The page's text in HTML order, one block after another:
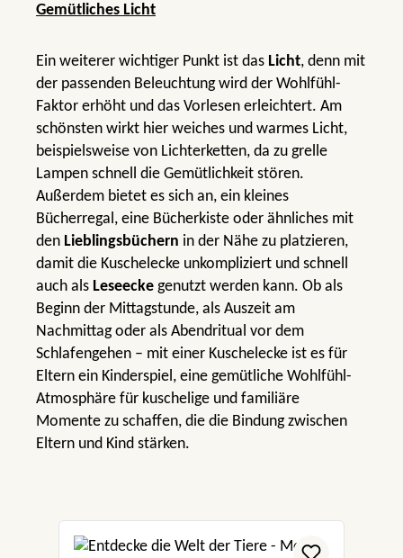
Gemütliches Licht
Ein weiterer wichtiger Punkt ist das Licht, denn mit
der passenden Beleuchtung wird der Wohlfühl-
Faktor erhöht und das Vorlesen erleichtert. Am
schönsten wirkt hier weiches und warmes Licht,
beispielsweise von Lichterketten, da zu grelle
Lampen schnell die Gemütlichkeit stören.
Außerdem bietet es sich an, ein kleines
Bücherregal, eine Bücherkiste oder ähnliches mit
den Lieblingsbüchern in der Nähe zu platzieren,
damit die Kuschelecke unkompliziert und schnell
auch als Leseecke genutzt werden kann. Ob als
Beginn der Mittagstunde, als Auszeit am
Nachmittag oder als Abendritual vor dem
Schlafengehen – mit einer Kuschelecke ist es für
Eltern ein Kinderspiel, eine gemütliche Wohlfühl-
Atmosphäre für kuschelige und familiäre
Momente zu schaffen, die die Bindung zwischen
Eltern und Kind stärken.